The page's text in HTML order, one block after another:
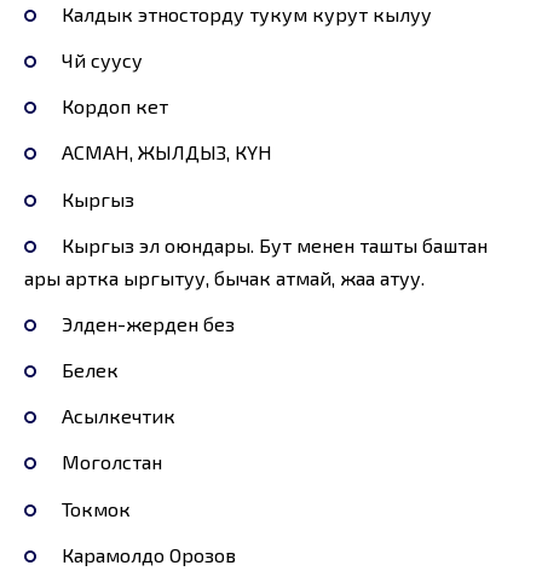
Калдык этносторду тукум курут кылуу
Чүй суусу
Кордоп кетүү
АСМАН, ЖЫЛДЫЗ, КҮН
Кыргыз
Кыргыз эл оюндары. Бут менен ташты баштан
ары артка ыргытуу, бычак атмай, жаа атуу.
Элден-жерден безүү
Белек
Асылкечтик
Моголстан
Токмок
Карамолдо Орозов